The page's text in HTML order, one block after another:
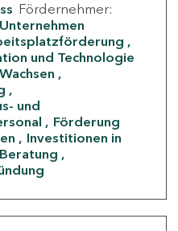
Fördernehmer:
Unternehmen
und Technologie
und
Förderung
Investitionen in